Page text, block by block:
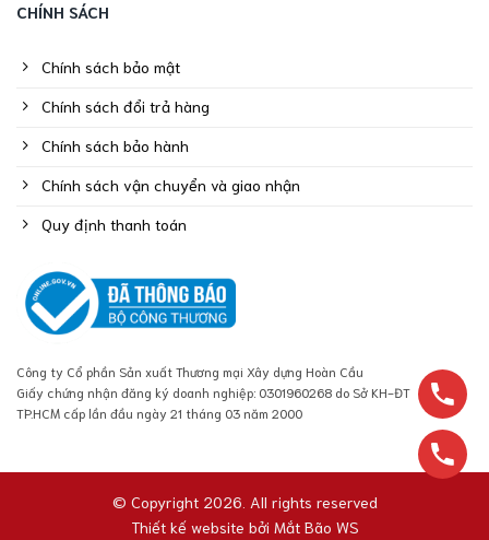
CHÍNH SÁCH
Chính sách bảo mật
Chính sách đổi trả hàng
Chính sách bảo hành
Chính sách vận chuyển và giao nhận
Quy định thanh toán
Công ty Cổ phần Sản xuất Thương mại Xây dựng Hoàn Cầu
Giấy chứng nhận đăng ký doanh nghiệp: 0301960268 do Sở KH-ĐT
TP.HCM cấp lần đầu ngày 21 tháng 03 năm 2000
© Copyright 2026. All rights reserved
Thiết kế website bởi Mắt Bão WS